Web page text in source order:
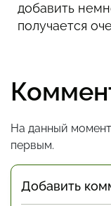
добавить
получается
На данный
первым.
Добавить